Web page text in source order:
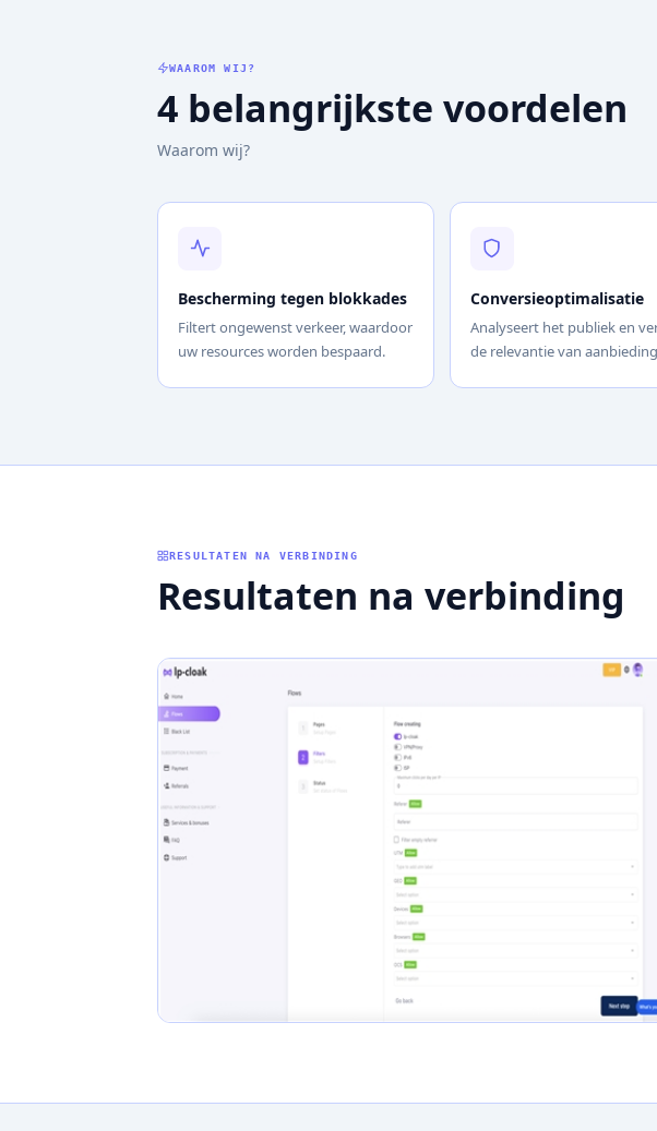
WAAROM WIJ?
4 belangrijkste voordelen
Waarom wij?
Bescherming tegen blokkades
Filtert ongewenst verkeer, waardoor
uw resources worden bespaard.
Conversieoptimalisatie
Analyseert het publiek en
de relevantie van
RESULTATEN NA VERBINDING
Resultaten na verbinding